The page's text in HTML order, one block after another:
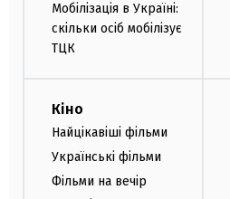
Мобілізація в Україні:
скільки осіб мобілізує
ТЦК
Кіно
Найцікавіші фільми
Українські фільми
Фільми на вечір